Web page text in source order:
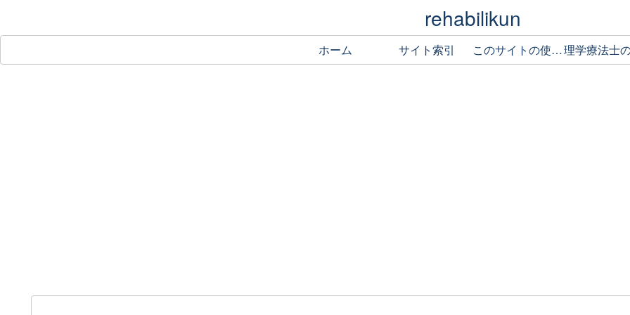
rehabilikun
ホーム サイト索引 このサイトの使い方